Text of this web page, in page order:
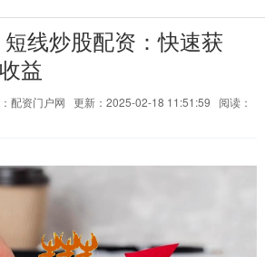
线炒股配资：快速获
益
配资门户网 更新：2025-02-18 11:51:59
阅读：